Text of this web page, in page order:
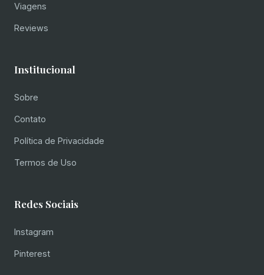
Viagens
Reviews
Institucional
Sobre
Contato
Política de Privacidade
Termos de Uso
Redes Sociais
Instagram
Pinterest